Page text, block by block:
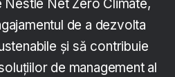
Nestlé Net Zero Climate,
de a dezvolta
și să contribuie
de management al